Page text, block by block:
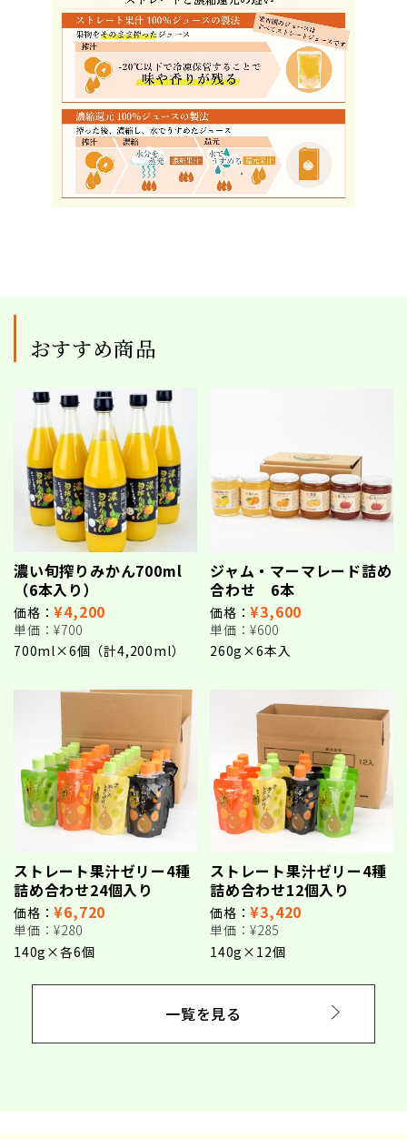
おすすめ商品
濃い旬搾りみかん700ml
（6本入り）
価格：¥4,200
単価：¥700
700ml×6個（計4,200ml）
ジャム・マーマレード詰め
合わせ 6本
価格：¥3,600
単価：¥600
260g×6本入
ストレート果汁ゼリー4種
詰め合わせ24個入り
価格：¥6,720
単価：¥280
140g×各6個
ストレート果汁ゼリー4種
詰め合わせ12個入り
価格：¥3,420
単価：¥285
140g×12個
一覧を見る